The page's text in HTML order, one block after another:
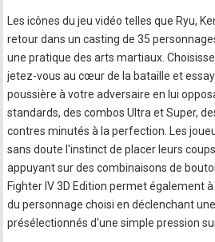
Les icônes du jeu vidéo telles que Ryu,
retour dans un casting de 35
une pratique des arts martiaux.
jetez-vous au cœur de la bataille et
poussière à votre adversaire en lui
standards, des combos Ultra et Super,
contres minutés à la perfection. Les
sans doute l'instinct de placer leurs
appuyant sur des combinaisons de
Fighter IV 3D Edition permet également
du personnage choisi en déclenchant
présélectionnés d'une simple pression